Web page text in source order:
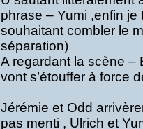
phrase – Yumi ,enfin je
souhaitant combler le
séparation)
A regardant la scène –
vont s’étouffer à force
Jérémie et Odd
pas menti , Ulrich et